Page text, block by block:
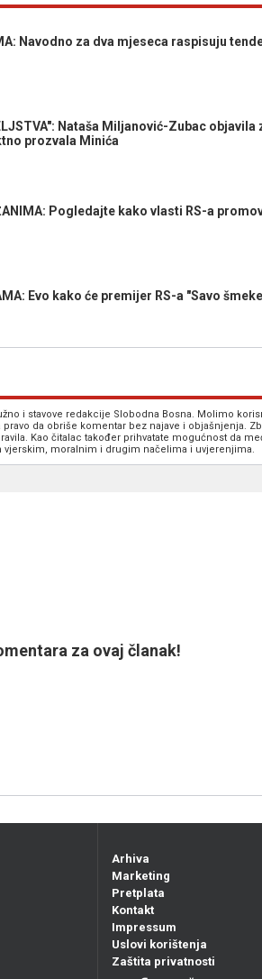
Navodno za dva mjeseca raspisuju
Nataša Miljanović-Zubac
prozvala Minića
Pogledajte kako vlasti RS-a
Evo kako će premijer RS-a "Savo
i stavove redakcije Slobodna Bosna. Molimo
da obriše komentar bez najave i objašnjenja.
Kao čitalac također prihvatate mogućnost da
moralnim i drugim načelima i uvjerenjima.
za ovaj članak!
Arhiva
Marketing
Pretplata
Kontakt
Impressum
Uslovi korištenja
Zaštita privatnosti